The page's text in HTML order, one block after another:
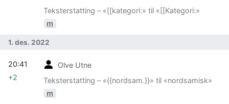
Teksterstatting – «[[kategori:» til «[[Kategori:»
m
1. des. 2022
Olve Utne
Teksterstatting – «{{nordsam.}}» til «nordsamisk»
m
20:41
+2